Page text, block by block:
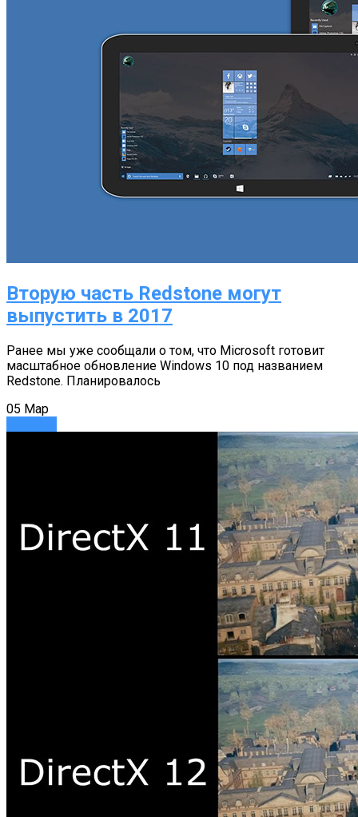
Вторую часть Redstone могут
выпустить в 2017
Ранее мы уже сообщали о том, что Microsoft готовит
масштабное обновление Windows 10 под названием
Redstone. Планировалось
05 Мар